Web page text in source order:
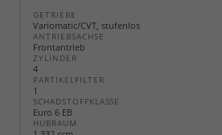
GETRIEBE
Variomatic/CVT, stufenlos
ANTRIEBSACHSE
Frontantrieb
ZYLINDER
4
PARTIKELFILTER
1
SCHADSTOFFKLASSE
Euro 6 EB
HUBRAUM